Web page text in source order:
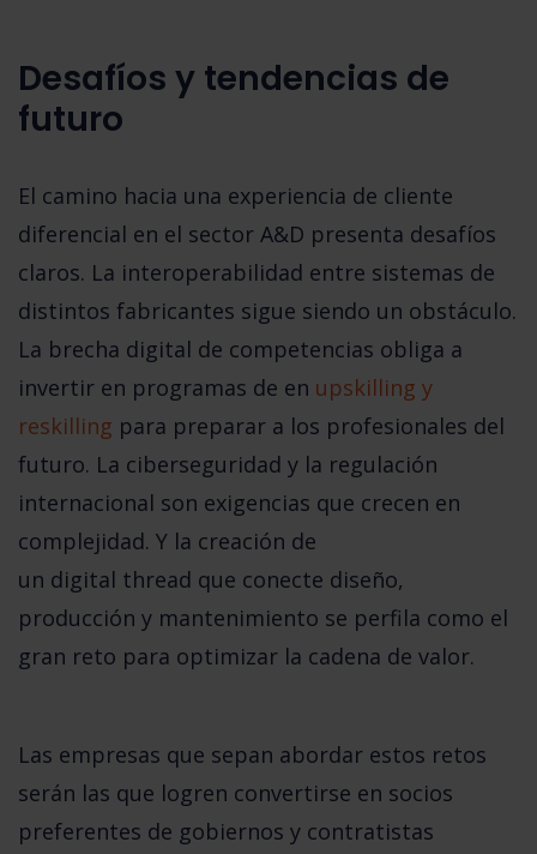
Desafíos y tendencias de
futuro
El camino hacia una experiencia de cliente
diferencial en el sector A&D presenta desafíos
claros. La interoperabilidad entre sistemas de
distintos fabricantes sigue siendo un obstáculo.
La brecha digital de competencias obliga a
invertir en programas de en upskilling y
reskilling para preparar a los profesionales del
futuro. La ciberseguridad y la regulación
internacional son exigencias que crecen en
complejidad. Y la creación de
un digital thread que conecte diseño,
producción y mantenimiento se perfila como el
gran reto para optimizar la cadena de valor.
Las empresas que sepan abordar estos retos
serán las que logren convertirse en socios
preferentes de gobiernos y contratistas